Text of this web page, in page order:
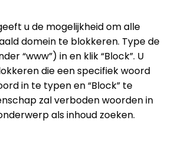
u de mogelijkheid om alle
domein te blokkeren. Type de
“www”) in en klik “Block”. U
die een specifiek woord
in te typen en “Block” te
zal verboden woorden in
als inhoud zoeken.